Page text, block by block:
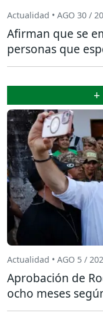
Actualidad • AGO 30 /
Afirman que se
personas que
Actualidad • AGO 5 /
Aprobación de
ocho meses